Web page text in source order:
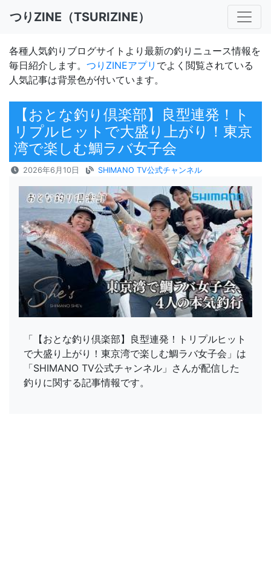
つりZINE（TSURIZINE）
各種人気釣りブログサイトより最新の釣りニュース情報を
毎日紹介します。 つりZINEアプリ でよく閲覧されている
人気記事は背景色が付いています。
【おとな釣り倶楽部】良型連発！ト
リプルヒットで大盛り上がり！東京
湾で楽しむ鯛ラバ女子会
2026年6月10日 SHIMANO TV公式チャンネル
「【おとな釣り倶楽部】良型連発！トリプルヒット
で大盛り上がり！東京湾で楽しむ鯛ラバ女子会」は
「SHIMANO TV公式チャンネル」さんが配信した
釣りに関する記事情報です。